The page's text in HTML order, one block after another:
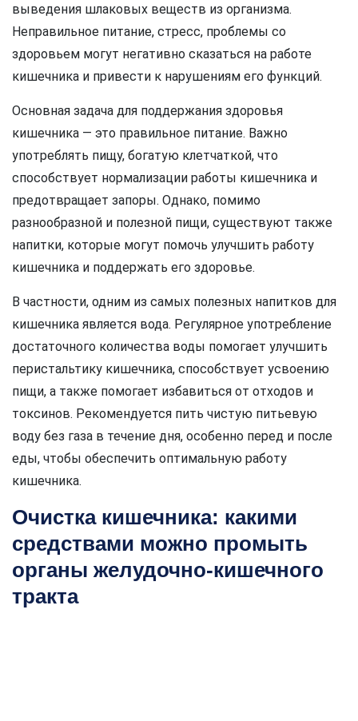
выведения шлаковых веществ из организма.
Неправильное питание, стресс, проблемы со
здоровьем могут негативно сказаться на работе
кишечника и привести к нарушениям его функций.
Основная задача для поддержания здоровья
кишечника — это правильное питание. Важно
употреблять пищу, богатую клетчаткой, что
способствует нормализации работы кишечника и
предотвращает запоры. Однако, помимо
разнообразной и полезной пищи, существуют также
напитки, которые могут помочь улучшить работу
кишечника и поддержать его здоровье.
В частности, одним из самых полезных напитков для
кишечника является вода. Регулярное употребление
достаточного количества воды помогает улучшить
перистальтику кишечника, способствует усвоению
пищи, а также помогает избавиться от отходов и
токсинов. Рекомендуется пить чистую питьевую
воду без газа в течение дня, особенно перед и после
еды, чтобы обеспечить оптимальную работу
кишечника.
Очистка кишечника: какими
средствами можно промыть
органы желудочно-кишечного
тракта